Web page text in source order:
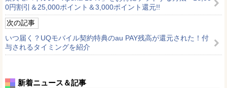
0円割引＆25,000ポイント＆3,000ポイント還元!!
次の記事
いつ届く？UQモバイル契約特典のau PAY残高が還元された！付
与されるタイミングを紹介
新着ニュース＆記事